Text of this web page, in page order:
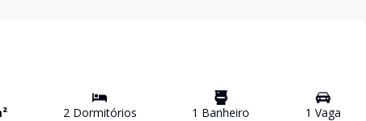
2Dormitórios 1 Banheiro 1 Vaga